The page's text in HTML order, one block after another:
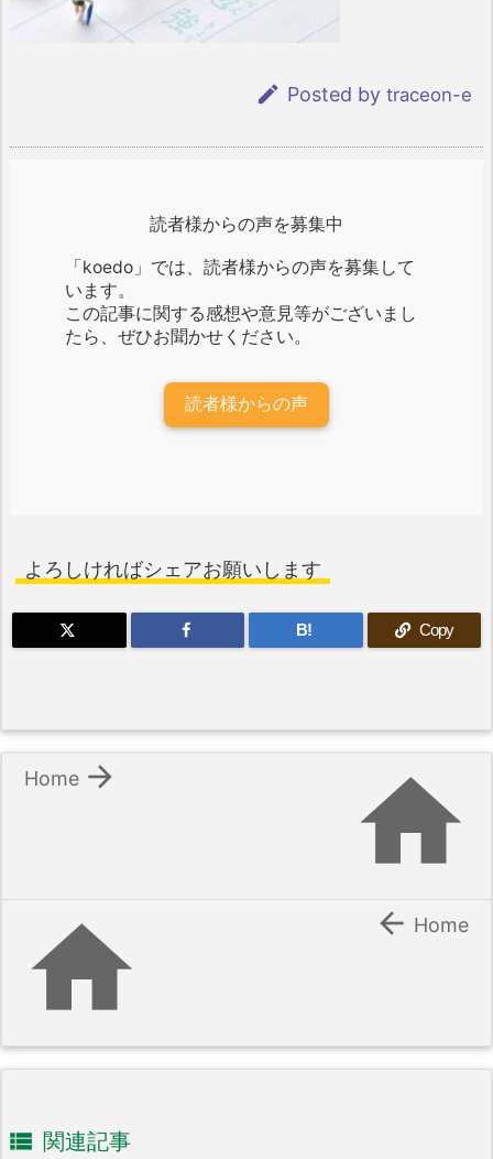
 Posted by traceon-e
読者様からの声を募集中
「koedo」では、読者様からの声を募集して
います。
この記事に関する感想や意見等がございまし
たら、ぜひお聞かせください。
読者様からの声
よろしければシェアお願いします
B! Copy


Home
  Home
 関連記事